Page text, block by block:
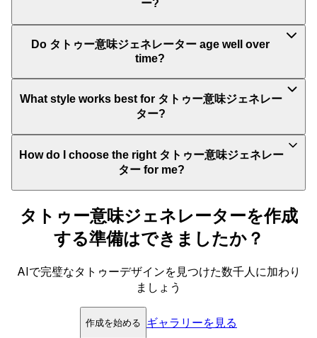
ー?
Do タトゥー意味ジェネレーター age well over
time?
What style works best for タトゥー意味ジェネレー
ター?
How do I choose the right タトゥー意味ジェネレー
ター for me?
タトゥー意味ジェネレーターを作成
する準備はできましたか？
AIで完璧なタトゥーデザインを見つけた数千人に加わり
ましょう
作成を始める ギャラリーを見る